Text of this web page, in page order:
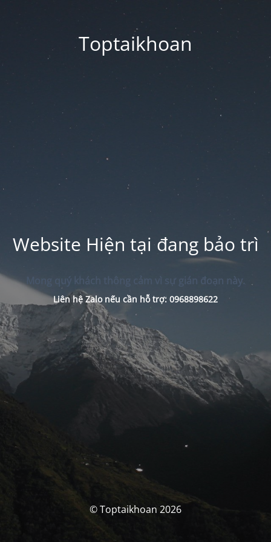
Toptaikhoan
Website Hiện tại đang bảo trì
Mong quý khách thông cảm vì sự gián đoạn này.
Liên hệ Zalo nếu cần hỗ trợ: 0968898622
© Toptaikhoan 2026